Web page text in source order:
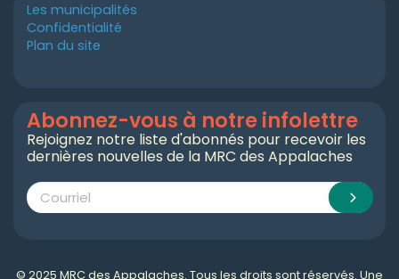
Les municipalités
Confidentialité
Plan du site
Abonnez-vous à notre infolettre
Rejoignez notre liste d'abonnés pour recevoir les
dernières nouvelles de la MRC des Appalaches
© 2025 MRC des Appalaches. Tous les droits sont réservés. Une